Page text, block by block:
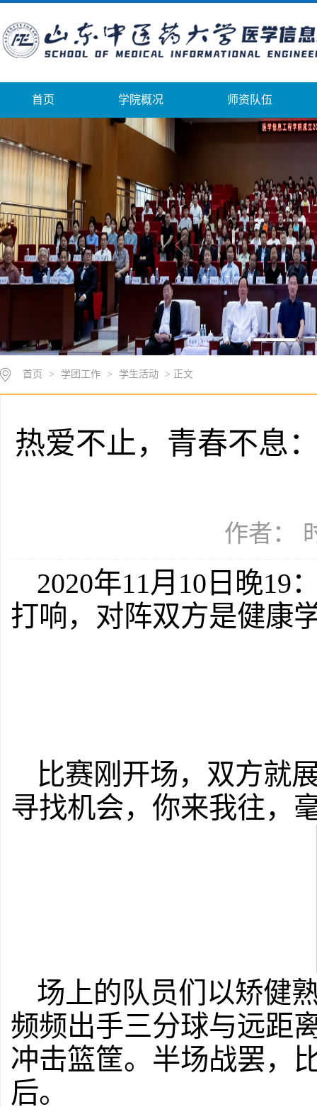
首页 学院概况 师资队伍
首页 > 学团工作 > 学生活动 > 正文
热爱不止，青春不息
作者：
2020年11月10日晚19
打响，对阵双方是健康
比赛刚开场，双方就
寻找机会，你来我往，
场上的队员们以矫健
频频出手三分球与远距
冲击篮筐。半场战罢，
后。